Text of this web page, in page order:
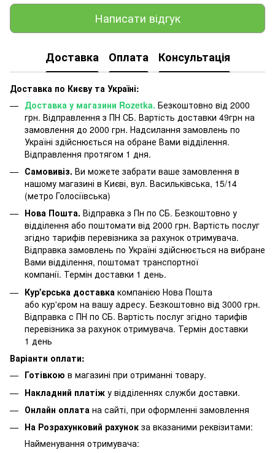
Написати відгук
Доставка Оплата Консультація
Доставка по Києву та Україні:
Доставка у магазини Rozetka. Безкоштовно від 2000
грн. Відправлення з ПН СБ. Вартість доставки 49грн на
замовлення до 2000 грн. Надсилання замовлень по
Україні здійснюється на обране Вами відділення.
Відправлення протягом 1 дня.
Самовивіз. Ви можете забрати ваше замовлення в
нашому магазині в Києві, вул. Васильківська, 15/14
(метро Голосіївська)
Нова Пошта. Відправка з Пн по СБ. Безкоштовно у
відділення або поштомати від 2000 грн. Вартість послуг
згідно тарифів перевізника за рахунок отримувача.
Відправка замовлень по Україні здійснюється на вибране
Вами відділення, поштомат транспортної
компанії. Термін доставки 1 день.
Кур'єрська доставка компанією Нова Пошта
або кур'єром на вашу адресу. Безкоштовно від 3000 грн.
Відправка с ПН по СБ. Вартість послуг згідно тарифів
перевізника за рахунок отримувача. Термін доставки
1 день
Варіанти оплати:
Готівкою в магазині при отриманні товару.
Накладний платіж у відділеннях служби доставки.
Онлайн оплата на сайті, при оформленні замовлення
На Розрахунковий рахунок за вказаними реквізитами:
Найменування отримувача: